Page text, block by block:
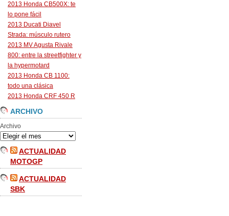
2013 Honda CB500X: te
lo pone fácil
2013 Ducati Diavel
Strada: músculo rutero
2013 MV Agusta Rivale
800: entre la streetfighter y
la hypermotard
2013 Honda CB 1100:
todo una clásica
2013 Honda CRF 450 R
ARCHIVO
Archivo
ACTUALIDAD
MOTOGP
ACTUALIDAD
SBK